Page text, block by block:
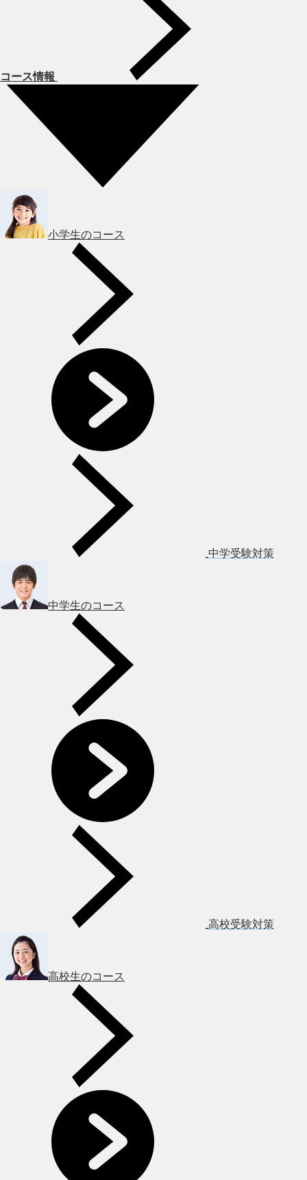
コース情報
小学生のコース
中学受験対策
中学生のコース
高校受験対策
高校生のコース